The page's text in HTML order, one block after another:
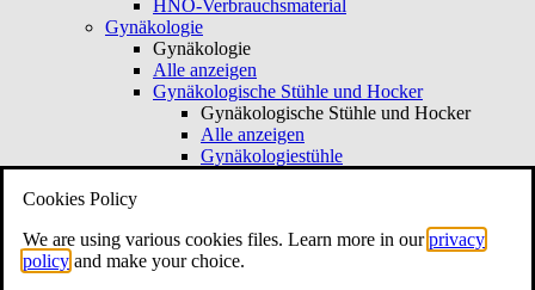
HNO-Verbrauchsmaterial
Gynäkologie
Gynäkologie
Alle anzeigen
Gynäkologische Stühle und Hocker
Gynäkologische Stühle und Hocker
Alle anzeigen
Gynäkologiestühle
Alle anzeigen
Kolposkope
Cookies Policy
We are using various cookies files. Learn more in ourprivacy
policy and make your choice.